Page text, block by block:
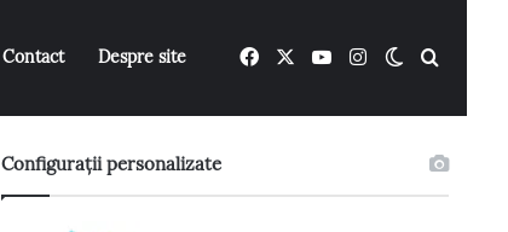
Contact Despre site FacebookYouTubeInstagramSwitch skin
Configurații personalizate